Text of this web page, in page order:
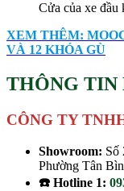
Cửa của xe
XEM THÊM:
VÀ 12 KHÓA GÙ
THÔNG TIN
CÔNG TY
Showroom: Số
Phường Tân
☎️ Hotline 1: